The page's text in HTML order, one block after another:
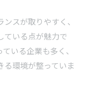
ップする方法と
事務の働き方
事務のポイント
求人事務の実情
スが取りやすく、
ている点が魅力で
いる企業も多く、
環境が整っていま